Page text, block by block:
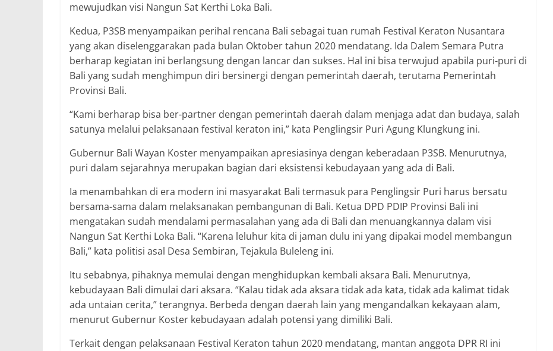
mewujudkan visi Nangun Sat Kerthi Loka Bali.
Kedua, P3SB menyampaikan perihal rencana Bali sebagai tuan rumah Festival Keraton Nusantara
yang akan diselenggarakan pada bulan Oktober tahun 2020 mendatang. Ida Dalem Semara Putra
berharap kegiatan ini berlangsung dengan lancar dan sukses. Hal ini bisa terwujud apabila puri-puri di
Bali yang sudah menghimpun diri bersinergi dengan pemerintah daerah, terutama Pemerintah
Provinsi Bali.
“Kami berharap bisa ber-partner dengan pemerintah daerah dalam menjaga adat dan budaya, salah
satunya melalui pelaksanaan festival keraton ini,” kata Penglingsir Puri Agung Klungkung ini.
Gubernur Bali Wayan Koster menyampaikan apresiasinya dengan keberadaan P3SB. Menurutnya,
puri dalam sejarahnya merupakan bagian dari eksistensi kebudayaan yang ada di Bali.
Ia menambahkan di era modern ini masyarakat Bali termasuk para Penglingsir Puri harus bersatu
bersama-sama dalam melaksanakan pembangunan di Bali. Ketua DPD PDIP Provinsi Bali ini
mengatakan sudah mendalami permasalahan yang ada di Bali dan menuangkannya dalam visi
Nangun Sat Kerthi Loka Bali. “Karena leluhur kita di jaman dulu ini yang dipakai model membangun
Bali,” kata politisi asal Desa Sembiran, Tejakula Buleleng ini.
Itu sebabnya, pihaknya memulai dengan menghidupkan kembali aksara Bali. Menurutnya,
kebudayaan Bali dimulai dari aksara. “Kalau tidak ada aksara tidak ada kata, tidak ada kalimat tidak
ada untaian cerita,” terangnya. Berbeda dengan daerah lain yang mengandalkan kekayaan alam,
menurut Gubernur Koster kebudayaan adalah potensi yang dimiliki Bali.
Terkait dengan pelaksanaan Festival Keraton tahun 2020 mendatang, mantan anggota DPR RI ini